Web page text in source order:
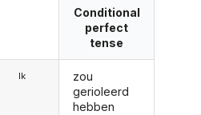
Ik
Conditional
perfect
tense
zou
gerioleerd
hebben